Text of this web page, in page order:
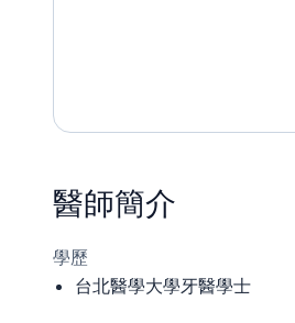
醫師簡介
學歷
台北醫學大學牙醫學士